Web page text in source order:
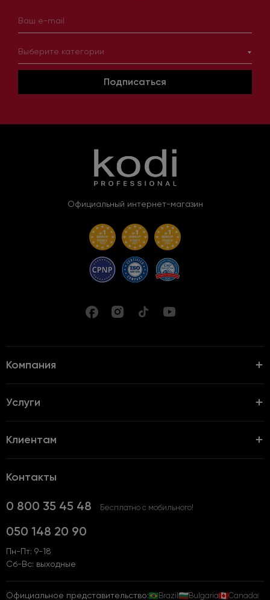
Выберите категории
Подписаться
Официальный интернет-магазин
Компания
Услуги
Клиентам
Контакты
0 800 35 45 48 Бесплатно с мобильного!
050 148 20 90
Пн-Пт: 9-18
Сб-Вс: выходные
Официальное представительство: Brazil Bulgaria Canada